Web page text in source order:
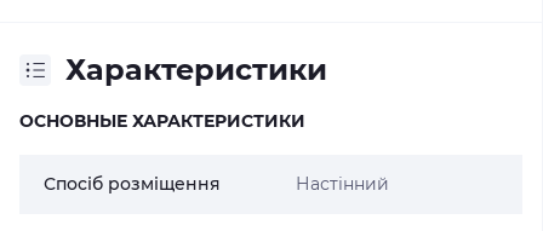
Характеристики
ОСНОВНЫЕ ХАРАКТЕРИСТИКИ
Спосіб розміщення Настінний